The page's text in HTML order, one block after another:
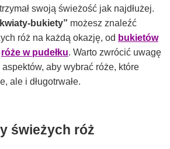
swoją świeżość jak najdłużej.
bukiety” możesz znaleźć
róż na każdą okazję, od bukietów
róże w pudełku. Warto zwrócić uwagę
aby wybrać róże, które
ale i długotrwałe.
świeżych róż